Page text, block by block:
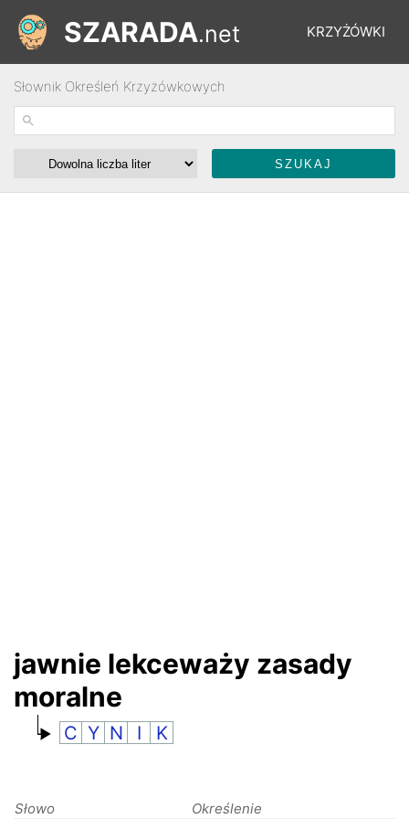
KRZYŻÓWKI
ŁAMIGŁÓWKI
SZARADA.net
Słownik Określeń Krzyżówkowych
jawnie lekceważy zasady
moralne
C Y N I K
Słowo Określenie